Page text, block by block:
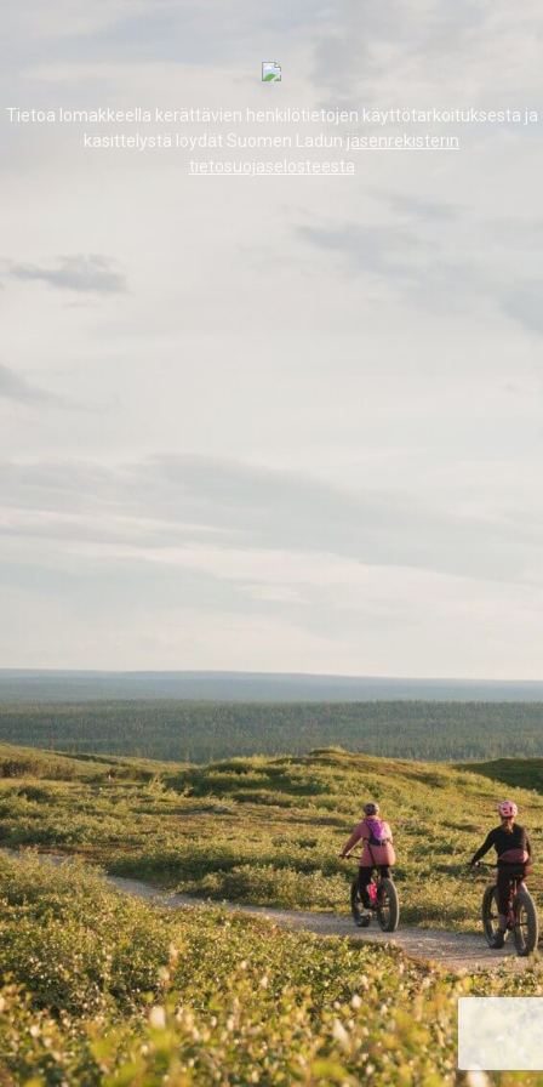
Tietoa lomakkeella kerättävien henkilötietojen käyttötarkoituksesta ja
käsittelystä löydät Suomen Ladun jäsenrekisterin
tietosuojaselosteesta